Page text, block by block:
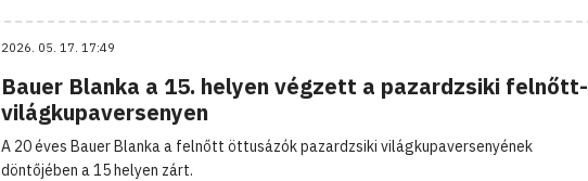
2026. 05. 17. 17:49
Bauer Blanka a 15. helyen végzett a pazardzsiki felnőtt-
világkupaversenyen
A 20 éves Bauer Blanka a felnőtt öttusázók pazardzsiki világkupaversenyének
döntőjében a 15 helyen zárt.